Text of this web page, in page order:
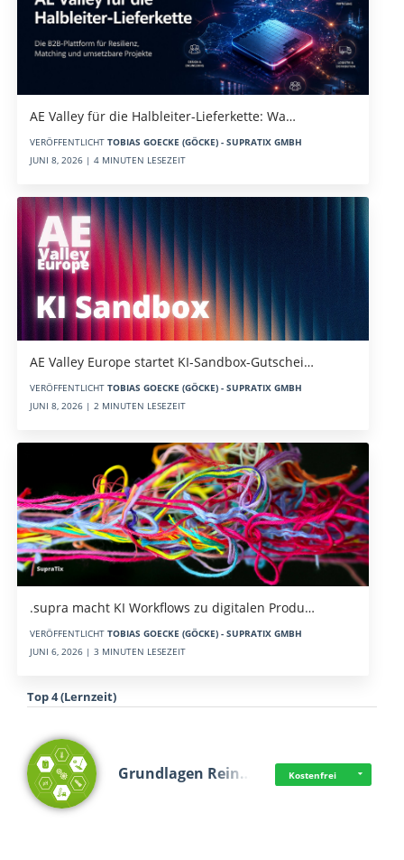
AE Valley für die Halbleiter-Lieferkette: Wa…
VERÖFFENTLICHT TOBIAS GOECKE (GÖCKE) - SUPRATIX GMBH
JUNI 8, 2026 | 4 MINUTEN LESEZEIT
AE Valley Europe startet KI-Sandbox-Gutschei…
VERÖFFENTLICHT TOBIAS GOECKE (GÖCKE) - SUPRATIX GMBH
JUNI 8, 2026 | 2 MINUTEN LESEZEIT
.supra macht KI Workflows zu digitalen Produ…
VERÖFFENTLICHT TOBIAS GOECKE (GÖCKE) - SUPRATIX GMBH
JUNI 6, 2026 | 3 MINUTEN LESEZEIT
Top 4 (Lernzeit)
Grundlagen Rein… Kostenfrei